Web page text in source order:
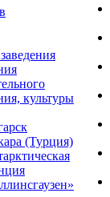
культуры
(Турция)